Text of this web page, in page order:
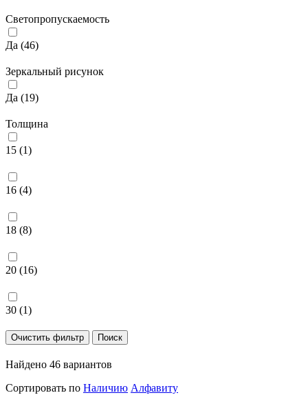
Светопропускаемость
Да (46)
Зеркальный рисунок
Да (19)
Толщина
15 (1)
16 (4)
18 (8)
20 (16)
30 (1)
Найдено 46 вариантов
Сортировать по Наличию Алфавиту